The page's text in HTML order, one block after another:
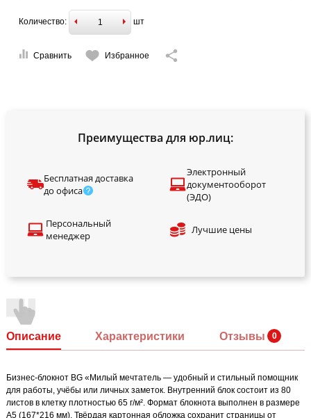
Количество: шт
Сравнить Избранное
Преимущества для юр.лиц:
Бесплатная доставка
до офиса
Электронный
документооборот
(ЭДО)
Персональный
менеджер
Лучшие цены
Описание Характеристики Отзывы
Бизнес-блокнот BG «Милый мечтатель — удобный и стильный помощник
для работы, учёбы или личных заметок. Внутренний блок состоит из 80
листов в клетку плотностью 65 г/м². Формат блокнота выполнен в размере
А5 (167*216 мм). Твёрдая картонная обложка сохранит страницы от